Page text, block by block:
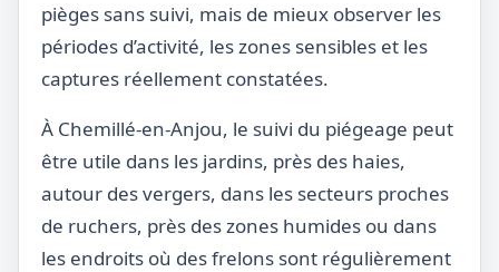
pièges sans suivi, mais de mieux observer les
périodes d’activité, les zones sensibles et les
captures réellement constatées.
À Chemillé-en-Anjou, le suivi du piégeage peut
être utile dans les jardins, près des haies,
autour des vergers, dans les secteurs proches
de ruchers, près des zones humides ou dans
les endroits où des frelons sont régulièrement